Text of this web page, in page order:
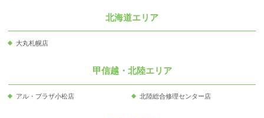
北海道エリア
大丸札幌店
甲信越・北陸エリア
アル・プラザ小松店 北陸総合修理センター店